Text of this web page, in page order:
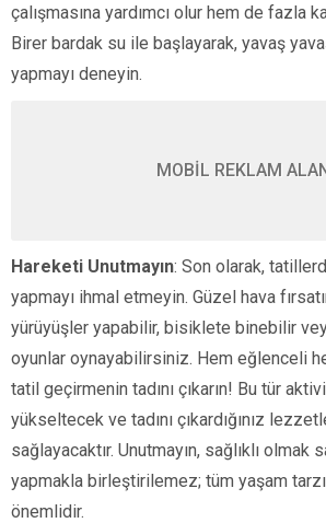
çalışmasına yardımcı olur hem de fazla
Birer bardak su ile başlayarak, yavaş yavaş
yapmayı deneyin.
MOBİL REKLAM
Hareketi Unutmayın: Son olarak,
yapmayı ihmal etmeyin. Güzel hava
yürüyüşler yapabilir, bisiklete binebilir
oyunlar oynayabilirsiniz. Hem eğlenceli
tatil geçirmenin tadını çıkarın! Bu tür
yükseltecek ve tadını çıkardığınız
sağlayacaktır. Unutmayın, sağlıklı olmak
yapmakla birleştirilemez; tüm yaşam
önemlidir.